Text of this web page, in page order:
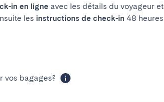
in en ligne avec les détails du voyageur et
les instructions de check-in 48 heures
vos bagages?